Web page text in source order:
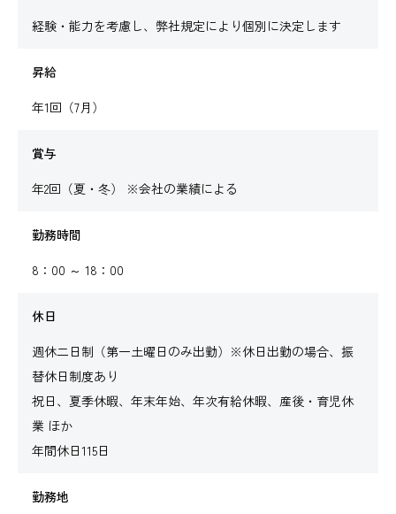
経験・能力を考慮し、弊社規定により個別に決定します
昇給
年1回（7月）
賞与
年2回（夏・冬） ※会社の業績による
勤務時間
8：00 ～ 18：00
休日
週休二日制（第一土曜日のみ出勤）※休日出勤の場合、振
替休日制度あり
祝日、夏季休暇、年末年始、年次有給休暇、産後・育児休
業 ほか
年間休日115日
勤務地